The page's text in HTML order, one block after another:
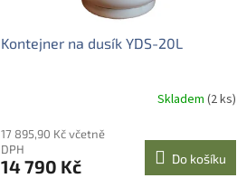
Kontejner na dusík YDS-20L
Skladem (2 ks)
17 895,90 Kč včetně
DPH
14 790 Kč Do košíku